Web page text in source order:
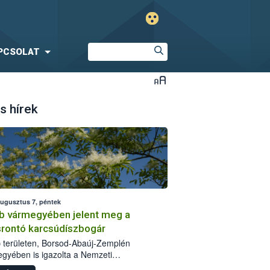
hírek
7, péntek
vármegyében jelent meg a
karcsúdíszbogár
területen, Borsod-Abaúj-Zemplén
is igazolta a Nemzeti
biztonsági Hivatal (Nébih) a